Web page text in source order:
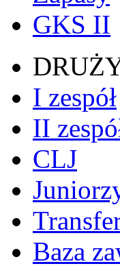
GKS II
I zespół
II
CLJ
Baza